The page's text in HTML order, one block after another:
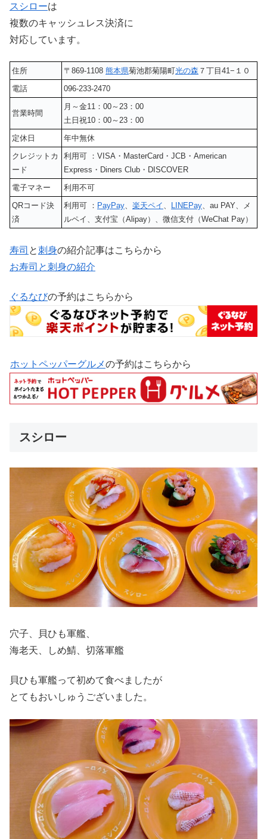
スシローは
複数のキャッシュレス決済に
対応しています。
住所 〒869-1108 熊本県菊池郡菊陽町光の森 ７丁目41−１０
電話
096-233-2470
営業時間
月～金11：00～23：00
土日祝10：00～23：00
定休日
年中無休
クレジットカ
ード
利用可 ：VISA・MasterCard・JCB・American
Express・Diners Club・DISCOVER
電子マネー
利用不可
QRコード決
済
利用可 ： PayPay、 楽天ペイ 、 LINEPay、au PAY、メ
ルペイ、支付宝（Alipay）、微信支付（WeChat Pay）
寿司 と刺身の紹介記事はこちらから
お寿司と刺身の紹介
ぐるなびの予約はこちらから
ホットペッパーグルメの予約はこちらから
スシロー
穴子、貝ひも軍艦、
海老天、しめ鯖、切落軍艦
貝ひも軍艦って初めて食べましたが
とてもおいしゅうございました。